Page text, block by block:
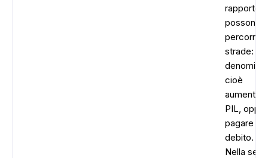
rapporto
possono
strade:
cioè
PIL,
pagare il
debito.
Nella